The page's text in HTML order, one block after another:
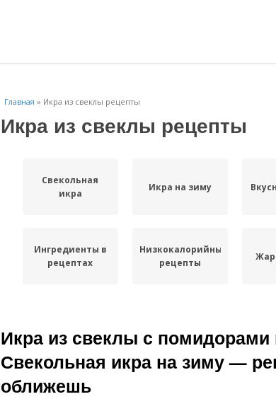
Главная » Икра из свеклы рецепты
Икра из свеклы рецепты
Свекольная
икра
Икра на зиму
Ингредиенты в
рецептах
Низкокалорийные
рецепты
икры
и
Икра из свеклы с помидорами
Свекольная икра на зиму —
оближешь